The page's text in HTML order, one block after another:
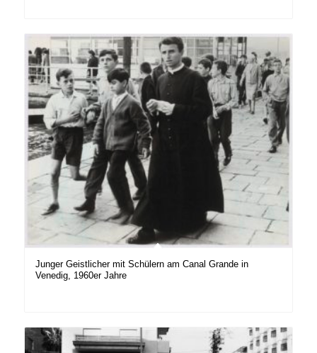
Junger Geistlicher mit Schülern am Canal Grande in
Venedig, 1960er Jahre